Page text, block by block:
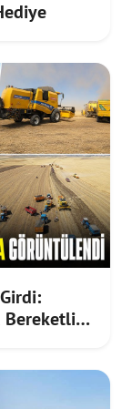
Bereketli